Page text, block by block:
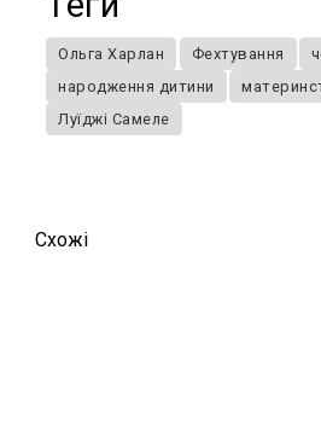
Ольга Харлан Фехтування
народження дитини
Луїджі Самеле
Схожi